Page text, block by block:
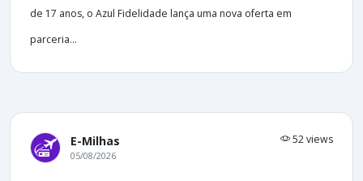
de 17 anos, o Azul Fidelidade lança uma nova oferta em
parceria...
E-Milhas 52 views
05/08/2026